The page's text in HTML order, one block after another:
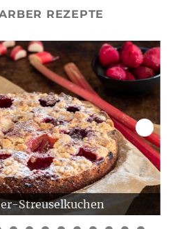
REZEPTE
Streuselkuchen